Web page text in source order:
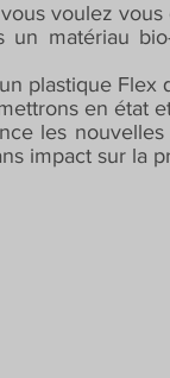
voulez
matériau
plastique
en état
les
impact sur la